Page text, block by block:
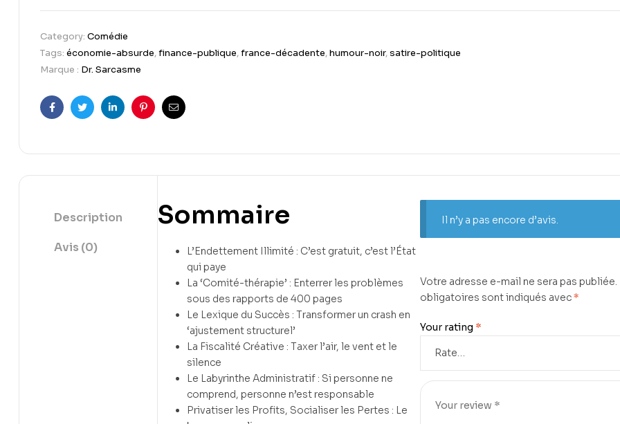
Category: Comédie
Tags: économie-absurde,finance-publique,france-décadente,humour-noir,satire-politique
Marque : Dr. Sarcasme
FacebookTwitterLinkedinPinterestEmail
Description
Avis (0)
Sommaire
L’Endettement Illimité : C’est gratuit, c’est l’État
qui paye
La ‘Comité-thérapie’ : Enterrer les problèmes
sous des rapports de 400 pages
Le Lexique du Succès : Transformer un crash en
‘ajustement structurel’
La Fiscalité Créative : Taxer l’air, le vent et le
silence
Le Labyrinthe Administratif : Si personne ne
comprend, personne n’est responsable
Privatiser les Profits, Socialiser les Pertes : Le
Il n’y a pas encore d’avis.
Votre adresse e-mail ne sera pas publiée.
obligatoires sont indiqués avec*
Your rating *